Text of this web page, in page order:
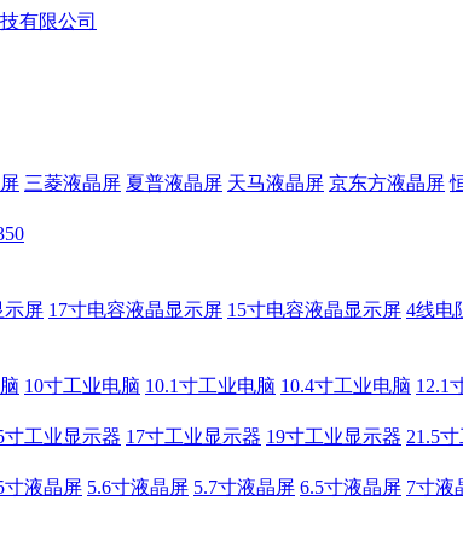
三菱液晶屏 夏普液晶屏 天马液晶屏 京东方液晶屏
示屏 17寸电容液晶显示屏 15寸电容液晶显示屏 4线电
10寸工业电脑 10.1寸工业电脑 10.4寸工业电脑 12.1
寸工业显示器 17寸工业显示器 19寸工业显示器 21.5
寸液晶屏 5.6寸液晶屏 5.7寸液晶屏 6.5寸液晶屏 7寸液